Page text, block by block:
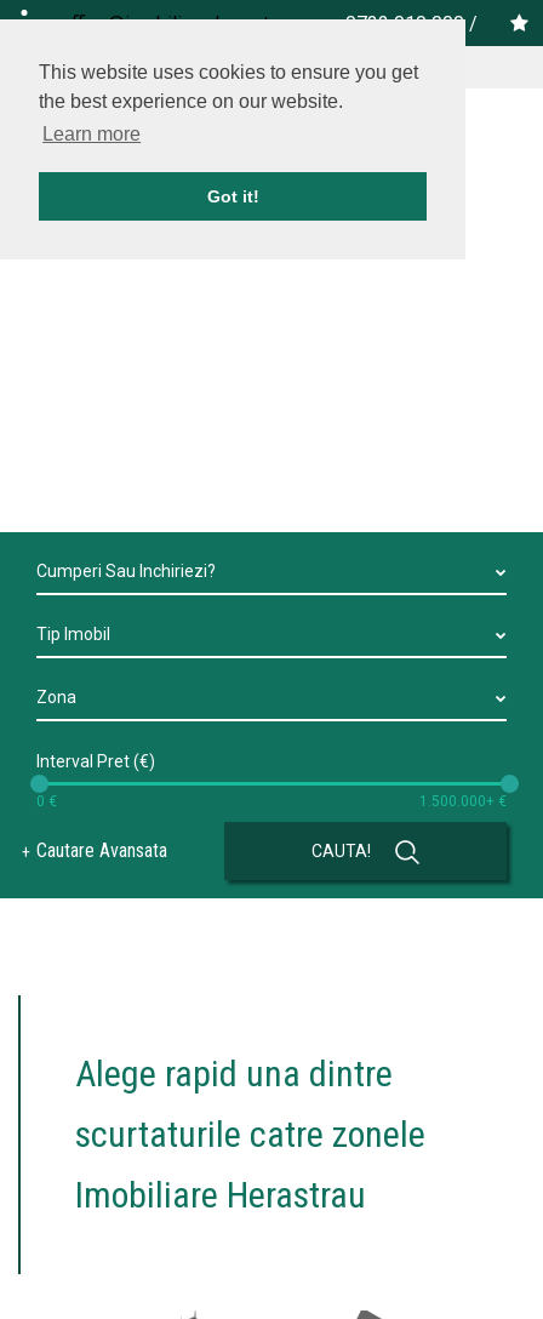
This website uses cookies to ensure you get
the best experience on our website.
Learn more
Got it!
0732 010 000 /
office@imobiliare-herastrau.ro
vezi pe harta
Cumperi Sau Inchiriezi?
Tip Imobil
Zona
Interval Pret (€)
0 € 1.500.000+ €
Cautare Avansata CAUTA!
Alege rapid una dintre
scurtaturile catre zonele
Imobiliare Herastrau